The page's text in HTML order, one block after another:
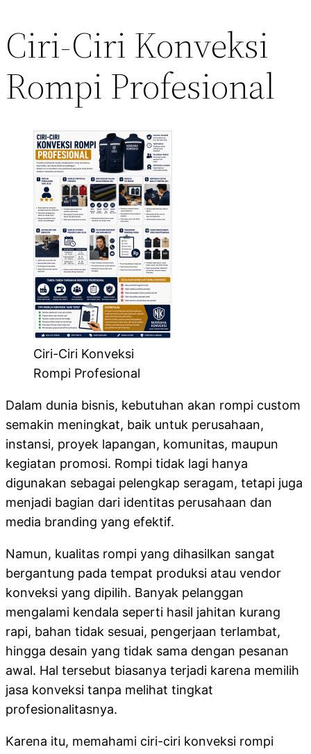
Ciri-Ciri Konveksi
Rompi Profesional
Ciri-Ciri Konveksi
Rompi Profesional
Dalam dunia bisnis, kebutuhan akan rompi custom
semakin meningkat, baik untuk perusahaan,
instansi, proyek lapangan, komunitas, maupun
kegiatan promosi. Rompi tidak lagi hanya
digunakan sebagai pelengkap seragam, tetapi juga
menjadi bagian dari identitas perusahaan dan
media branding yang efektif.
Namun, kualitas rompi yang dihasilkan sangat
bergantung pada tempat produksi atau vendor
konveksi yang dipilih. Banyak pelanggan
mengalami kendala seperti hasil jahitan kurang
rapi, bahan tidak sesuai, pengerjaan terlambat,
hingga desain yang tidak sama dengan pesanan
awal. Hal tersebut biasanya terjadi karena memilih
jasa konveksi tanpa melihat tingkat
profesionalitasnya.
Karena itu, memahami ciri-ciri konveksi rompi